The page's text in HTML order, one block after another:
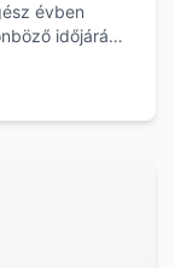
évben
időjárási